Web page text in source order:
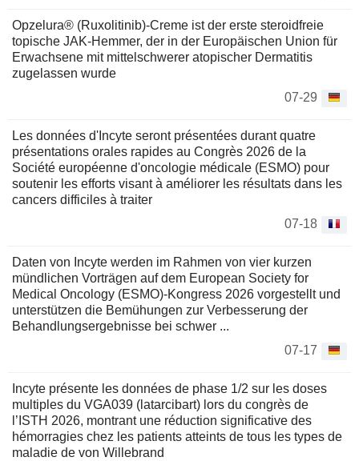
Opzelura® (Ruxolitinib)-Creme ist der erste steroidfreie
topische JAK-Hemmer, der in der Europäischen Union für
Erwachsene mit mittelschwerer atopischer Dermatitis
zugelassen wurde
07-29
Les données d'Incyte seront présentées durant quatre
présentations orales rapides au Congrès 2026 de la
Société européenne d'oncologie médicale (ESMO) pour
soutenir les efforts visant à améliorer les résultats dans les
cancers difficiles à traiter
07-18
Daten von Incyte werden im Rahmen von vier kurzen
mündlichen Vorträgen auf dem European Society for
Medical Oncology (ESMO)-Kongress 2026 vorgestellt und
unterstützen die Bemühungen zur Verbesserung der
Behandlungsergebnisse bei schwer ...
07-17
Incyte présente les données de phase 1/2 sur les doses
multiples du VGA039 (latarcibart) lors du congrès de
l’ISTH 2026, montrant une réduction significative des
hémorragies chez les patients atteints de tous les types de
maladie de von Willebrand